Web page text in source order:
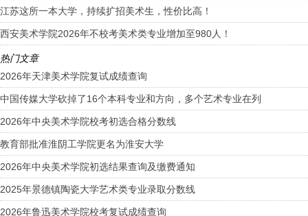
江苏这所一本大学，持续扩招美术生，性价比高！
西安美术学院2026年不校考美术类专业增加至980人！
热门文章
2026年天津美术学院复试成绩查询
中国传媒大学砍掉了16个本科专业和方向，多个艺术专业在列
2026年中央美术学院校考初选合格分数线
教育部批准淮阴工学院更名为淮安大学
2026年中央美术学院初选结果查询及缴费通知
2025年景德镇陶瓷大学艺术类专业录取分数线
2026年鲁迅美术学院校考复试成绩查询